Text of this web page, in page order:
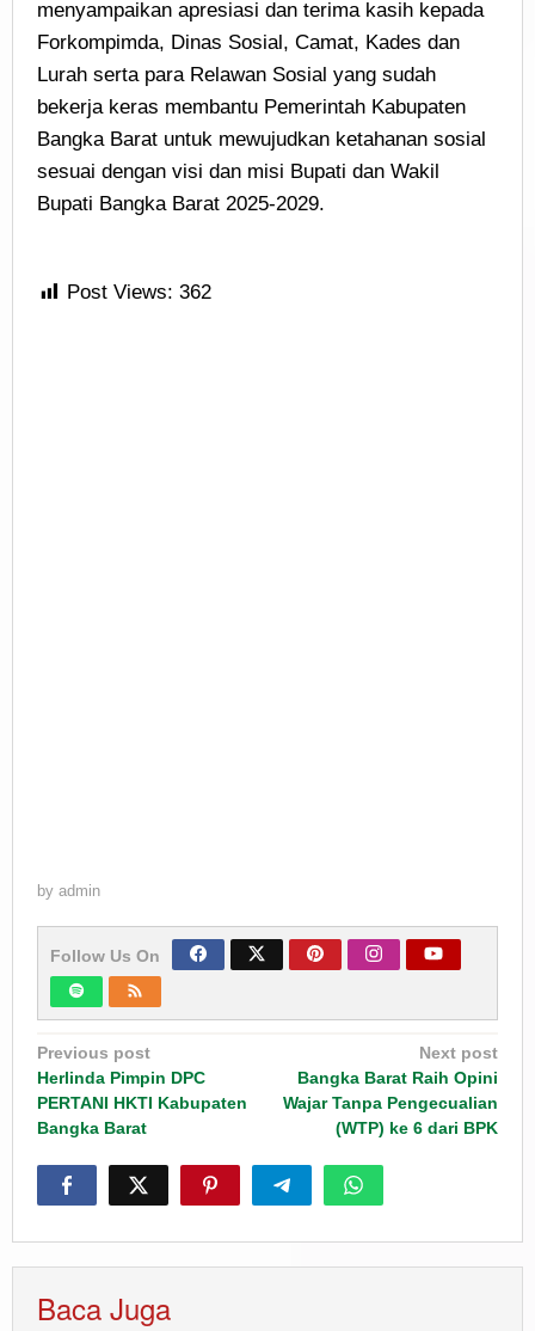
menyampaikan apresiasi dan terima kasih kepada
Forkompimda, Dinas Sosial, Camat, Kades dan
Lurah serta para Relawan Sosial yang sudah
bekerja keras membantu Pemerintah Kabupaten
Bangka Barat untuk mewujudkan ketahanan sosial
sesuai dengan visi dan misi Bupati dan Wakil
Bupati Bangka Barat 2025-2029.
Post Views: 362
by admin
Follow Us On
Post
navigation
Previous post
Herlinda Pimpin DPC
PERTANI HKTI Kabupaten
Bangka Barat
Next post
Bangka Barat Raih Opini
Wajar Tanpa Pengecualian
(WTP) ke 6 dari BPK
Baca Juga